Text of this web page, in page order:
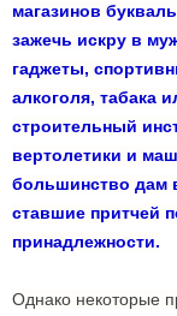
магазинов
зажечь искру в
гаджеты,
алкоголя, табака
строительный
вертолетики и
большинство дам
ставшие притчей
принадлежности.
Однако некоторые